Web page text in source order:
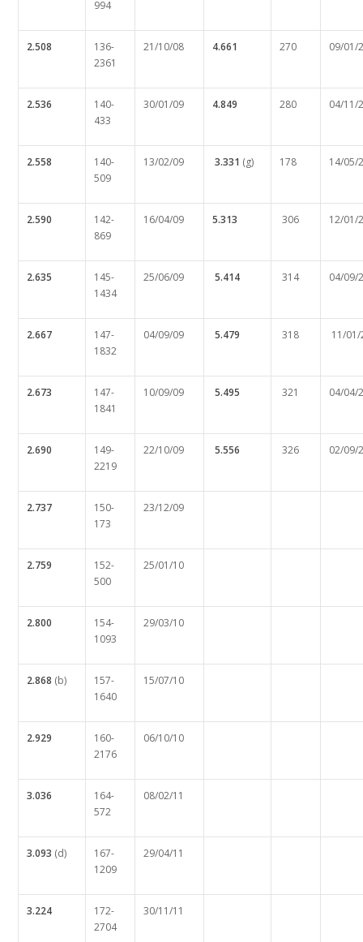
994
2.508
136-
2361
21/10/08 4.661 270 09/01/
2.536
140-
433
30/01/09 4.849 280 04/11/
2.558
140-
509
13/02/09 3.331 (g) 178 14/05/
2.590
142-
869
16/04/09 5.313 306 12/01/
2.635
145-
1434
25/06/09 5.414 314 04/09/
2.667
147-
1832
04/09/09 5.479 318 11/01/
2.673
147-
1841
10/09/09 5.495 321 04/04/
2.690
149-
2219
22/10/09 5.556 326 02/09/
2.737
150-
173
23/12/09
2.759
152-
500
25/01/10
2.800
154-
1093
29/03/10
2.868 (b)
157-
1640
15/07/10
2.929
160-
2176
06/10/10
3.036
164-
572
08/02/11
3.093 (d)
167-
1209
29/04/11
3.224
172-
2704
30/11/11